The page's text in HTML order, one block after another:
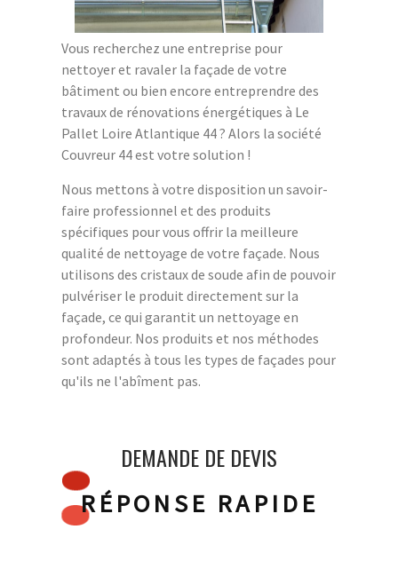
Vous recherchez une entreprise pour
nettoyer et ravaler la façade de votre
bâtiment ou bien encore entreprendre des
travaux de rénovations énergétiques à Le
Pallet Loire Atlantique 44 ? Alors la société
Couvreur 44 est votre solution !
Nous mettons à votre disposition un savoir-
faire professionnel et des produits
spécifiques pour vous offrir la meilleure
qualité de nettoyage de votre façade. Nous
utilisons des cristaux de soude afin de pouvoir
pulvériser le produit directement sur la
façade, ce qui garantit un nettoyage en
profondeur. Nos produits et nos méthodes
sont adaptés à tous les types de façades pour
qu'ils ne l'abîment pas.
DEMANDE DE DEVIS
RÉPONSE RAPIDE